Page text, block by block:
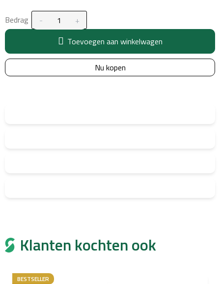
Bedrag
Toevoegen aan winkelwagen
Nu kopen
Klanten kochten ook
BESTSELLER